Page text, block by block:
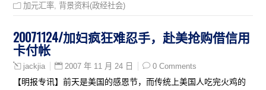
加元汇率 背景资料(政经社会)
20071124/加妇疯狂难忍手，赴美抢购借信用
卡付帐
jackjia 2007 年 11 月 24 日 0 Comments
【明报专讯】前天是美国的感恩节，而传统上美国人吃完火鸡的